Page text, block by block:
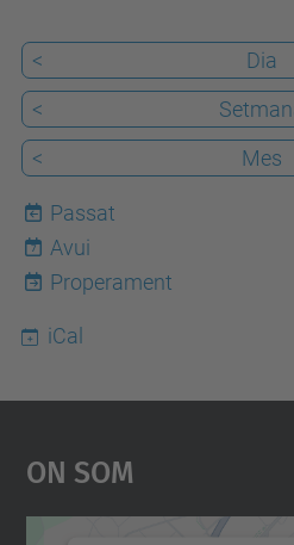
< Dia
<
<
Mes
Passat
7
Avui
Properament
iCal
On Som